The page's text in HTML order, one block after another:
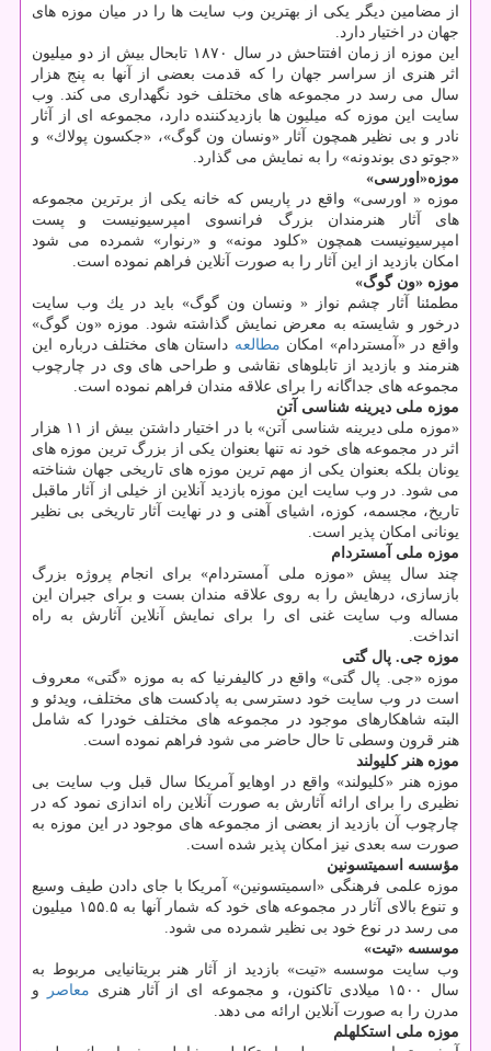
از مضامین دیگر یكی از بهترین وب سایت ها را در میان موزه های
جهان در اختیار دارد.
این موزه از زمان افتتاحش در سال ۱۸۷۰ تابحال بیش از دو میلیون
اثر هنری از سراسر جهان را كه قدمت بعضی از آنها به پنج هزار
سال می رسد در مجموعه های مختلف خود نگهداری می كند. وب
سایت این موزه كه میلیون ها بازدیدكننده دارد، مجموعه ای از آثار
نادر و بی نظیر همچون آثار «ونسان ون گوگ»، «جكسون پولاك» و
«جوتو دی بوندونه» را به نمایش می گذارد.
موزه«اورسی»
موزه « اورسی» واقع در پاریس كه خانه یكی از برترین مجموعه
های آثار هنرمندان بزرگ فرانسوی امپرسیونیست و پست
امپرسیونیست همچون «كلود مونه» و «رنوار» شمرده می شود
امكان بازدید از این آثار را به صورت آنلاین فراهم نموده است.
موزه «ون گوگ»
مطمئنا آثار چشم نواز « ونسان ون گوگ» باید در یك وب سایت
درخور و شایسته به معرض نمایش گذاشته شود. موزه «ون گوگ»
واقع در «آمستردام» امكان مطالعه داستان های مختلف درباره این
هنرمند و بازدید از تابلوهای نقاشی و طراحی های وی در چارچوب
مجموعه های جداگانه را برای علاقه مندان فراهم نموده است.
موزه ملی دیرینه شناسی آتن
«موزه ملی دیرینه شناسی آتن» با در اختیار داشتن بیش از ۱۱ هزار
اثر در مجموعه های خود نه تنها بعنوان یكی از بزرگ ترین موزه های
یونان بلكه بعنوان یكی از مهم ترین موزه های تاریخی جهان شناخته
می شود. در وب سایت این موزه بازدید آنلاین از خیلی از آثار ماقبل
تاریخ، مجسمه، كوزه، اشیای آهنی و در نهایت آثار تاریخی بی نظیر
یونانی امكان پذیر است.
موزه ملی آمستردام
چند سال پیش «موزه ملی آمستردام» برای انجام پروژه بزرگ
بازسازی، درهایش را به روی علاقه مندان بست و برای جبران این
مساله وب سایت غنی ای را برای نمایش آنلاین آثارش به راه
انداخت.
موزه جی. پال گتی
موزه «جی. پال گتی» واقع در كالیفرنیا كه به موزه «گتی» معروف
است در وب سایت خود دسترسی به پادكست های مختلف، ویدئو و
البته شاهكارهای موجود در مجموعه های مختلف خودرا كه شامل
هنر قرون وسطی تا حال حاضر می شود فراهم نموده است.
موزه هنر كلیولند
موزه هنر «كلیولند» واقع در اوهایو آمریكا سال قبل وب سایت بی
نظیری را برای ارائه آثارش به صورت آنلاین راه اندازی نمود كه در
چارچوب آن بازدید از بعضی از مجموعه های موجود در این موزه به
صورت سه بعدی نیز امكان پذیر شده است.
مؤسسه اسمیتسونین
موزه علمی فرهنگی «اسمیتسونین» آمریكا با جای دادن طیف وسیع
و تنوع بالای آثار در مجموعه های خود كه شمار آنها به ۱۵۵.۵ میلیون
می رسد در نوع خود بی نظیر شمرده می شود.
موسسه «تیت»
وب سایت موسسه «تیت» بازدید از آثار هنر بریتانیایی مربوط به
سال ۱۵۰۰ میلادی تاكنون، و مجموعه ای از آثار هنری
معاصر
و
مدرن را به صورت آنلاین ارائه می دهد.
موزه ملی استكلهلم